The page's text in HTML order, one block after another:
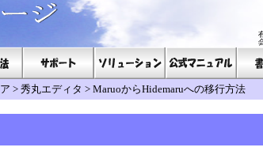
> 秀丸エディタ > MaruoからHidemaruへの移行方法